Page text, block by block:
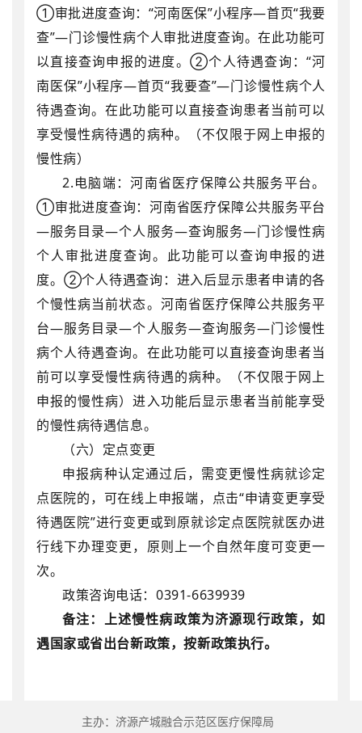
①审批进度查询：“河南医保”小程序—首页“我要
查”—门诊慢性病个人审批进度查询。在此功能可
以直接查询申报的进度。②个人待遇查询：“河
南医保”小程序—首页“我要查”—门诊慢性病个人
待遇查询。在此功能可以直接查询患者当前可以
享受慢性病待遇的病种。（不仅限于网上申报的
慢性病）
2.电脑端：河南省医疗保障公共服务平台。
①审批进度查询：河南省医疗保障公共服务平台
—服务目录—个人服务—查询服务—门诊慢性病
个人审批进度查询。此功能可以查询申报的进
度。②个人待遇查询：进入后显示患者申请的各
个慢性病当前状态。河南省医疗保障公共服务平
台—服务目录—个人服务—查询服务—门诊慢性
病个人待遇查询。在此功能可以直接查询患者当
前可以享受慢性病待遇的病种。（不仅限于网上
申报的慢性病）进入功能后显示患者当前能享受
的慢性病待遇信息。
（六） 定点变更
申报病种认定通过后，需变更慢性病就诊定
点医院的，可在线上申报端，点击“申请变更享受
待遇医院”进行变更或到原就诊定点医院就医办进
行线下办理变更，原则上一个自然年度可变更一
次。
政策咨询电话：0391-6639939
备注：上述慢性病政策为济源现行政策，如
遇国家或省出台新政策，按新政策执行。
主办：济源产城融合示范区医疗保障局